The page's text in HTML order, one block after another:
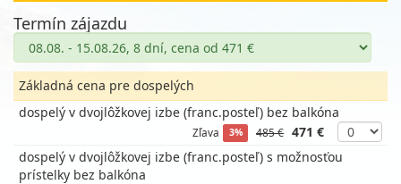
Termín zájazdu
Základná cena pre dospelých
dospelý v dvojlôžkovej izbe (franc.posteľ) bez balkóna
Zľava 3% 485 € 471 €
dospelý v dvojlôžkovej izbe (franc.posteľ) s možnosťou
prístelky bez balkóna